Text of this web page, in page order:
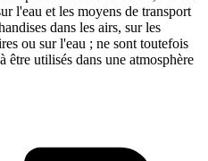
l'eau et les moyens de transport
dans les airs, sur les
ou sur l'eau ; ne sont toutefois
être utilisés dans une atmosphère